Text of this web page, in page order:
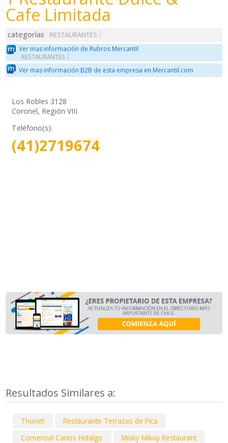
Cafe Limitada
categorías
RESTAURANTES
Ver mas información de Rubros Mercantil
RESTAURANTES
Ver mas información B2B de esta empresa en Mercantil.com
Los Robles 3128
Coronel, Región VIII
Teléfono(s):
(41)2719674
Resultados Similares a:
Thonet
Restaurante Terrazas de Pica
Comercial Carlos Hidalgo
Misky Mikuy Restaurant